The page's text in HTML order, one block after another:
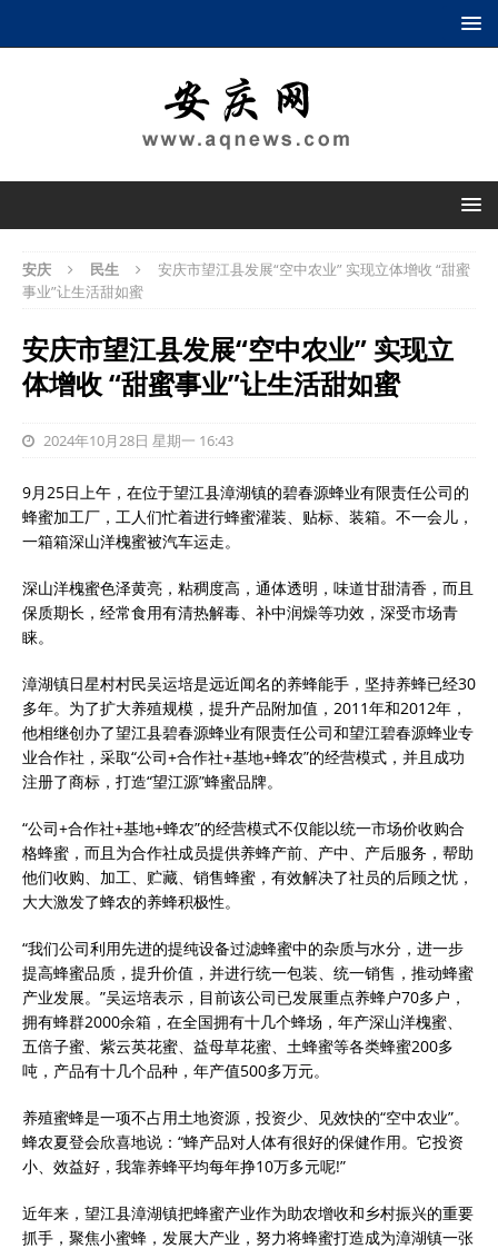
安庆 民生
安庆市望江县发展“空中农业” 实现立体增收 “甜蜜
事业”让生活甜如蜜
安庆市望江县发展“空中农业” 实现立
体增收 “甜蜜事业”让生活甜如蜜
2024年10月28日 星期一 16:43
9月25日上午，在位于望江县漳湖镇的碧春源蜂业有限责任公司的
蜂蜜加工厂，工人们忙着进行蜂蜜灌装、贴标、装箱。不一会儿，
一箱箱深山洋槐蜜被汽车运走。
深山洋槐蜜色泽黄亮，粘稠度高，通体透明，味道甘甜清香，而且
保质期长，经常食用有清热解毒、补中润燥等功效，深受市场青
睐。
漳湖镇日星村村民吴运培是远近闻名的养蜂能手，坚持养蜂已经30
多年。为了扩大养殖规模，提升产品附加值，2011年和2012年，
他相继创办了望江县碧春源蜂业有限责任公司和望江碧春源蜂业专
业合作社，采取“公司+合作社+基地+蜂农”的经营模式，并且成功
注册了商标，打造“望江源”蜂蜜品牌。
“公司+合作社+基地+蜂农”的经营模式不仅能以统一市场价收购合
格蜂蜜，而且为合作社成员提供养蜂产前、产中、产后服务，帮助
他们收购、加工、贮藏、销售蜂蜜，有效解决了社员的后顾之忧，
大大激发了蜂农的养蜂积极性。
“我们公司利用先进的提纯设备过滤蜂蜜中的杂质与水分，进一步
提高蜂蜜品质，提升价值，并进行统一包装、统一销售，推动蜂蜜
产业发展。”吴运培表示，目前该公司已发展重点养蜂户70多户，
拥有蜂群2000余箱，在全国拥有十几个蜂场，年产深山洋槐蜜、
五倍子蜜、紫云英花蜜、益母草花蜜、土蜂蜜等各类蜂蜜200多
吨，产品有十几个品种，年产值500多万元。
养殖蜜蜂是一项不占用土地资源，投资少、见效快的“空中农业”。
蜂农夏登会欣喜地说：“蜂产品对人体有很好的保健作用。它投资
小、效益好，我靠养蜂平均每年挣10万多元呢!”
近年来，望江县漳湖镇把蜂蜜产业作为助农增收和乡村振兴的重要
抓手，聚焦小蜜蜂，发展大产业，努力将蜂蜜打造成为漳湖镇一张